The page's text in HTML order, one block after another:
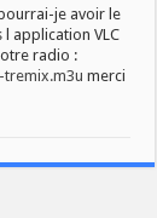
je avoir le
application VLC
radio :
merci